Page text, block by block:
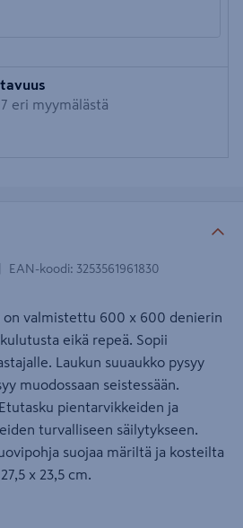
eri myymälästä
EAN-koodi: 3253561961830
on valmistettu 600 x 600 denierin
eikä repeä. Sopii
Laukun suuaukko pysyy
muodossaan seistessään.
pientarvikkeiden ja
turvalliseen säilytykseen.
suojaa märiltä ja kosteilta
x 23,5 cm.